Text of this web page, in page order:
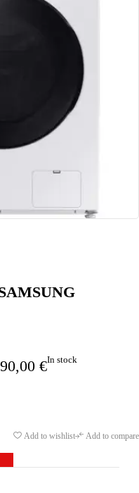
€In stock
Add to wishlist Add to compare